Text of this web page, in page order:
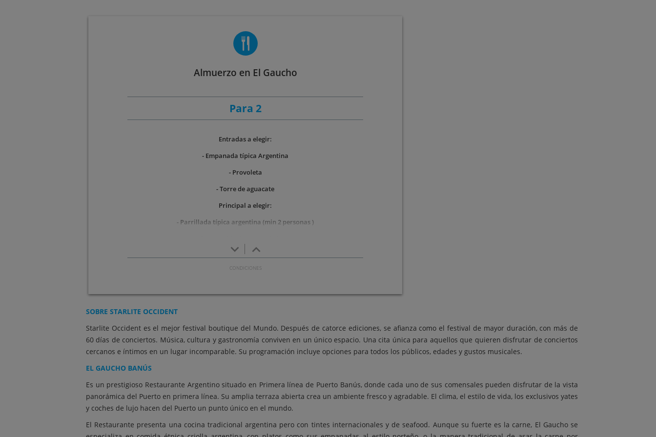
Almuerzo en El Gaucho
Para 2
Entradas a elegir:
- Empanada típica Argentina
- Provoleta
- Torre de aguacate
Principal a elegir:
- Parrillada típica argentina (min 2 personas )
- Lasaña de espinacas
Postre:
de grifo, Mahou, agua o refresco.
keyboard_arrow_down keyboard_arrow_up
SOBRE STARLITE OCCIDENT
Starlite Occident es el mejor festival boutique del Mundo. Después de catorce ediciones, se afianza como el festival de mayor duración, con más de
60 días de conciertos. Música, cultura y gastronomía conviven en un único espacio. Una cita única para aquellos que quieren disfrutar de conciertos
cercanos e íntimos en un lugar incomparable. Su programación incluye opciones para todos los públicos, edades y gustos musicales.
EL GAUCHO BANÚS
Es un prestigioso Restaurante Argentino situado en Primera línea de Puerto Banús, donde cada uno de sus comensales pueden disfrutar de la vista
panorámica del Puerto en primera línea. Su amplia terraza abierta crea un ambiente fresco y agradable. El clima, el estilo de vida, los exclusivos yates
y coches de lujo hacen del Puerto un punto único en el mundo.
El Restaurante presenta una cocina tradicional argentina pero con tintes internacionales y de seafood. Aunque su fuerte es la carne, El Gaucho se